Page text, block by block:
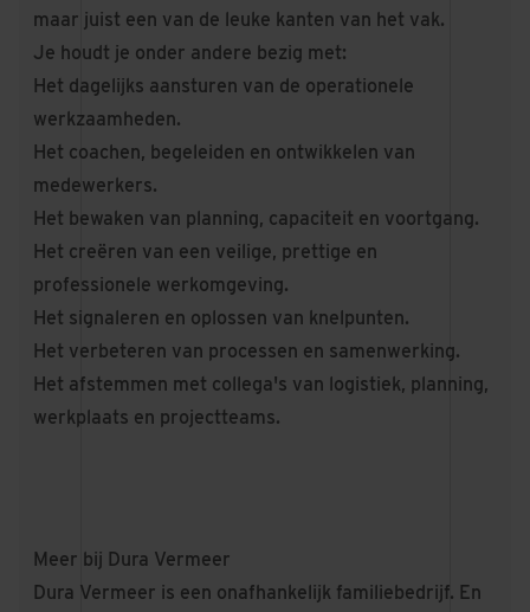
maar juist een van de leuke kanten van het vak.
Je houdt je onder andere bezig met:
Het dagelijks aansturen van de operationele
werkzaamheden.
Het coachen, begeleiden en ontwikkelen van
medewerkers.
Het bewaken van planning, capaciteit en voortgang.
Het creëren van een veilige, prettige en
professionele werkomgeving.
Het signaleren en oplossen van knelpunten.
Het verbeteren van processen en samenwerking.
Het afstemmen met collega's van logistiek, planning,
werkplaats en projectteams.
Meer bij Dura Vermeer
Dura Vermeer is een onafhankelijk familiebedrijf. En